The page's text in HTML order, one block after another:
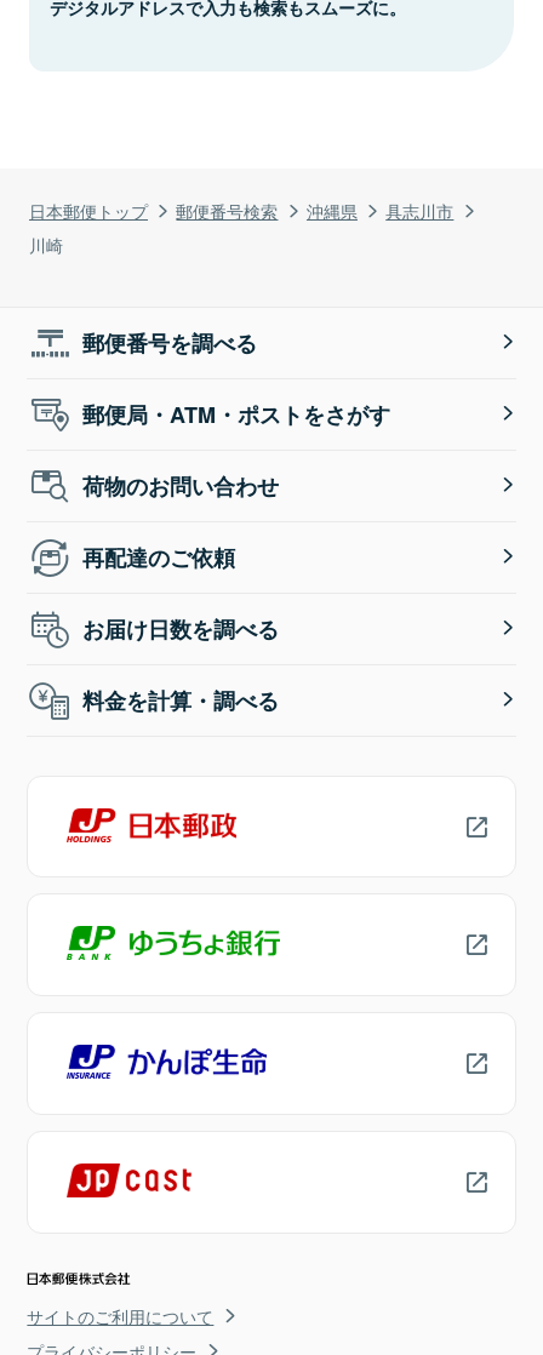
日本郵便トップ 郵便番号検索 沖縄県
具志川市
川崎
デジタルアドレスで入力も検索もスムーズに。
郵便番号を調べる
郵便局・ATM・ポストをさがす
荷物のお問い合わせ
再配達のご依頼
お届け日数を調べる
料金を計算・調べる
サイトのご利用について